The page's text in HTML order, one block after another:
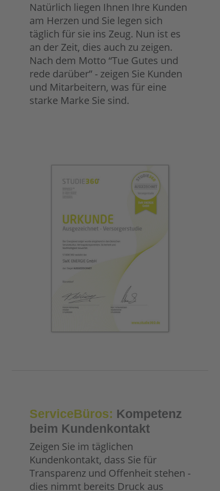
Natürlich liegen Ihnen Ihre Kunden
am Herzen und Sie legen sich
täglich für sie ins Zeug. Nun ist es
an der Zeit, dies auch zu zeigen.
Nach dem Motto “Tue Gutes und
rede darüber” - zeigen Sie Kunden
und Mitarbeitern, was für eine
starke Marke Sie sind.
ServiceBüros: Kompetenz
beim Kundenkontakt
Zeigen Sie im täglichen
Kundenkontakt, dass Sie für
Transparenz und Offenheit stehen -
dies nimmt bereits Druck aus